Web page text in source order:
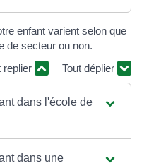
enfant varient selon que
de secteur ou non.
replier
Tout déplier
dans l'école de
dans une